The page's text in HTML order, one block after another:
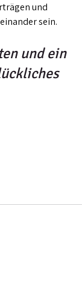
und
sein.
und ein